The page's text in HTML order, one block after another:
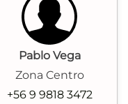
Pablo Vega
Zona Centro
+56 9 9818 3472